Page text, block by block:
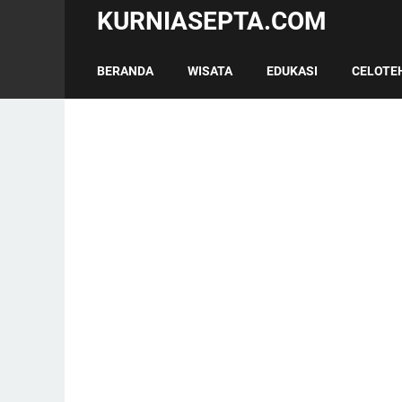
KURNIASEPTA.COM
BERANDA WISATA EDUKASI